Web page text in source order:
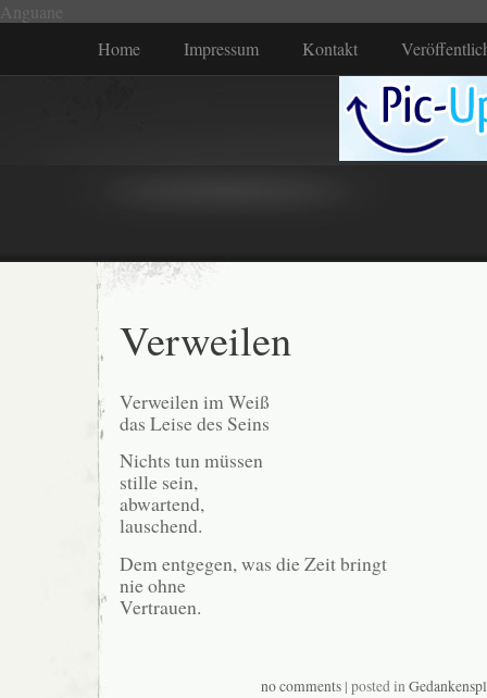
Anguane
Home
Impressum Kontakt
Verweilen
Verweilen im Weiß
das Leise des Seins
Nichts tun müssen
stille sein,
abwartend,
lauschend.
Dem entgegen, was die Zeit bringt
nie ohne
Vertrauen.
no comments| posted in